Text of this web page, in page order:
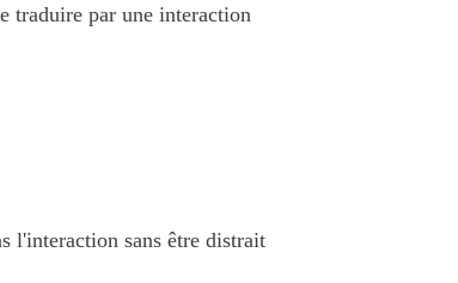
traduire par une interaction
l'interaction sans être distrait